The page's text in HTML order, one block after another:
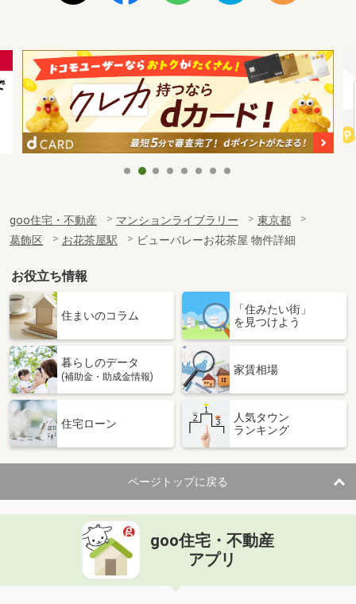
goo住宅・不動産 マンションライブラリー
東京都
葛飾区
お花茶屋駅 ビューパレーお花茶屋 物件詳細
お役立ち情報
住まいのコラム
「住みたい街」
を見つけよう
暮らしのデータ
(補助金・助成金情報)
家賃相場
住宅ローン
人気タウン
ランキング
ページトップに戻る
goo住宅・不動産
アプリ